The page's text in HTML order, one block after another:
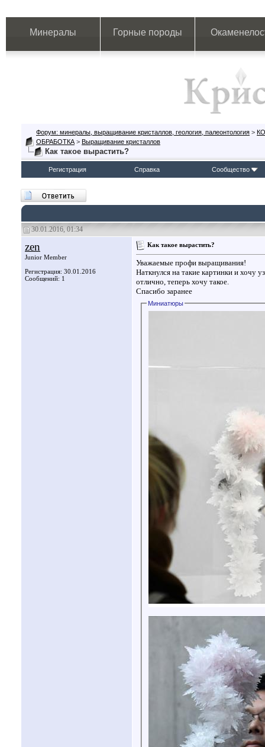
Минералы Горные породы
Форум: минералы, выращивание кристаллов, геология, палеонтология >
ОБРАБОТКА > Выращивание кристаллов
Как такое вырастить?
Регистрация Справка Сообщество
30.01.2016, 01:34
zen
Junior Member
Регистрация: 30.01.2016
Сообщений: 1
Как такое вырастить?
Уважаемые профи выращивания!
Наткнулся на такие картинки и хочу
отлично, теперь хочу такое.
Спасибо заранее
Миниатюры